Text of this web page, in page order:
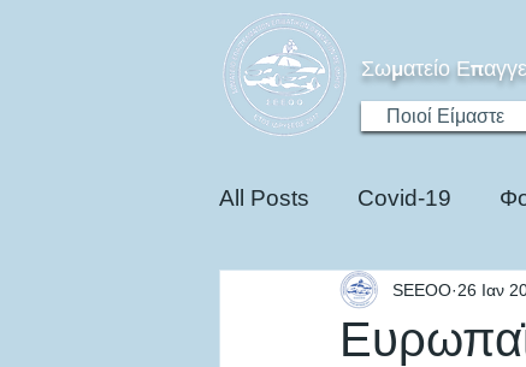
Σωματείο
Ποιοί Είμαστε
All Posts Covid-19
Ηλεκτροκίνηση Edu
SEEOO 26 Ιαν